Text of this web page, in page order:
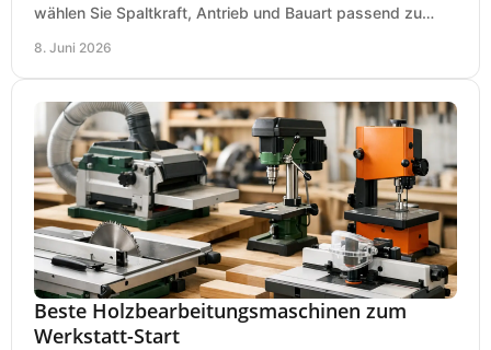
wählen Sie Spaltkraft, Antrieb und Bauart passend zu
8. Juni 2026
Beste Holzbearbeitungsmaschinen zum
Werkstatt-Start